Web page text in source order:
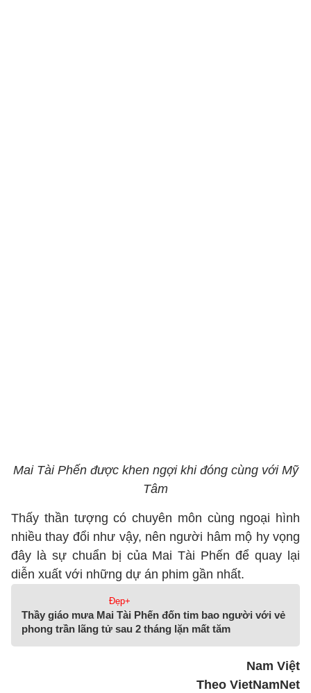
Mai Tài Phến được khen ngợi khi đóng cùng với Mỹ
Tâm
Thấy thần tượng có chuyên môn cùng ngoại hình
nhiều thay đổi như vậy, nên người hâm mộ hy vọng
đây là sự chuẩn bị của Mai Tài Phến để quay lại
diễn xuất với những dự án phim gần nhất.
Đẹp+
Thầy giáo mưa Mai Tài Phến đốn tim bao người với vẻ
phong trần lãng tử sau 2 tháng lặn mất tăm
Nam Việt
Theo VietNamNet